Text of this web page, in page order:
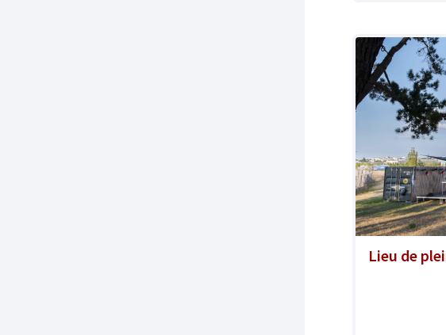
Lieu de